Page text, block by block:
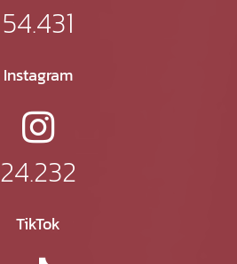
54.431
Instagram
24.232
TikTok